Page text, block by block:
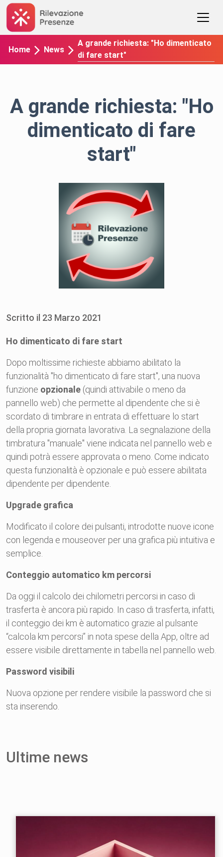
Home News
A grande richiesta: "Ho dimenticato
di fare start"
A grande richiesta: "Ho
dimenticato di fare
start"
Scritto il 23 Marzo 2021
Ho dimenticato di fare start
Dopo moltissime richieste abbiamo abilitato la
funzionalità "ho dimenticato di fare start", una nuova
funzione opzionale (quindi attivabile o meno da
pannello web) che permette al dipendente che si è
scordato di timbrare in entrata di effettuare lo start
della propria giornata lavorativa. La segnalazione della
timbratura "manuale" viene indicata nel pannello web e
quindi potrà essere approvata o meno. Come indicato
questa funzionalità è opzionale e può essere abilitata
dipendente per dipendente.
Upgrade grafica
Modificato il colore dei pulsanti, introdotte nuove icone
con legenda e mouseover per una grafica più intuitiva e
semplice.
Conteggio automatico km percorsi
Da oggi il calcolo dei chilometri percorsi in caso di
trasferta è ancora più rapido. In caso di trasferta, infatti,
il conteggio dei km è automatico grazie al pulsante
“calcola km percorsi” in nota spese della App, oltre ad
essere visibile direttamente in tabella nel pannello web.
Password visibili
Nuova opzione per rendere visibile la password che si
sta inserendo.
Ultime news